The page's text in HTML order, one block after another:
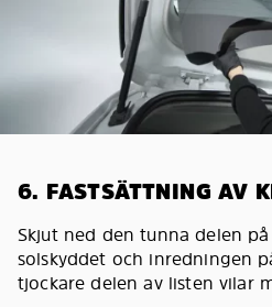
6. FASTSÄTTNING AV
Skjut ned den tunna delen
solskyddet och inredningen
tjockare delen av listen vilar